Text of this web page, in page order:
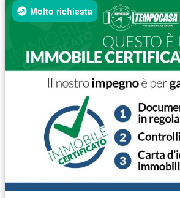
Molto richiesta